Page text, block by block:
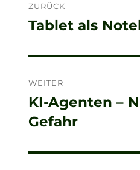
ZURÜCK
Vorheriger
Tablet als
WEITER
Nächster
Beitrag:
KI-Agenten –
Gefahr